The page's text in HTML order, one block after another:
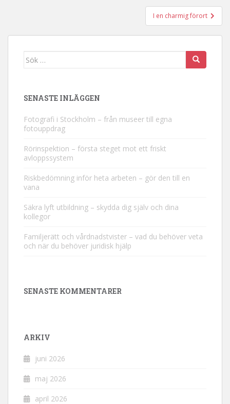
I en charmig förort
Sök efter:
SENASTE INLÄGGEN
Fotografi i Stockholm – från museer till egna
fotouppdrag
Rörinspektion – första steget mot ett friskt
avloppssystem
Riskbedömning inför heta arbeten – gör den till en
vana
Säkra lyft utbildning – skydda dig själv och dina
kollegor
Familjerätt och vårdnadstvister – vad du behöver veta
och när du behöver juridisk hjälp
SENASTE KOMMENTARER
ARKIV
juni 2026
maj 2026
april 2026